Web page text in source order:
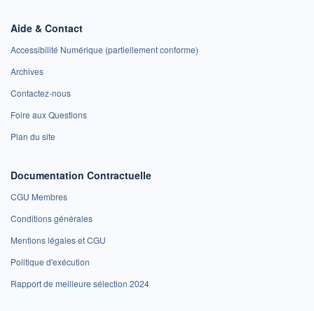
Aide & Contact
Accessibilité Numérique (partiellement conforme)
Archives
Contactez-nous
Foire aux Questions
Plan du site
Documentation Contractuelle
CGU Membres
Conditions générales
Mentions légales et CGU
Politique d'exécution
Rapport de meilleure sélection 2024